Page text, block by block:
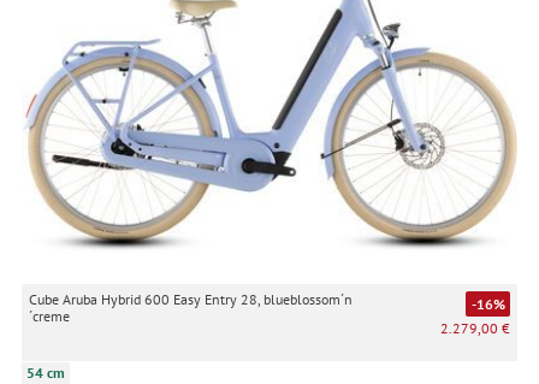
Cube Aruba Hybrid 600 Easy Entry 28, blueblossom´n
´creme
-16%
2.279,00 €
54 cm